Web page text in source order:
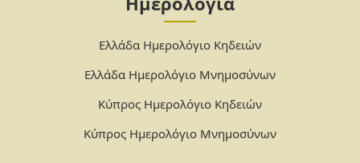
Ελλάδα Ημερολόγιο Κηδειών
Ελλάδα Ημερολόγιο Μνημοσύνων
Κύπρος Ημερολόγιο Κηδειών
Κύπρος Ημερολόγιο Μνημοσύνων